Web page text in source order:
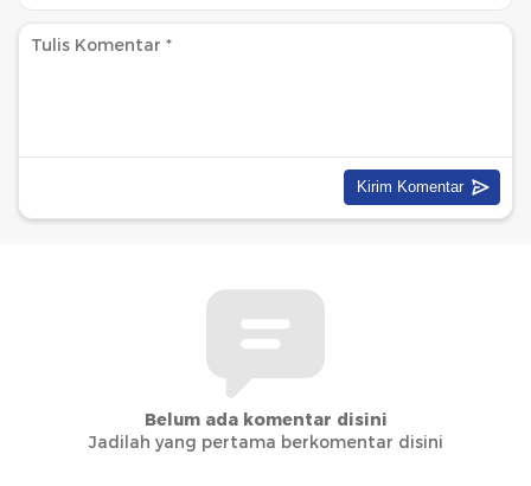
Belum ada komentar disini
Jadilah yang pertama berkomentar disini